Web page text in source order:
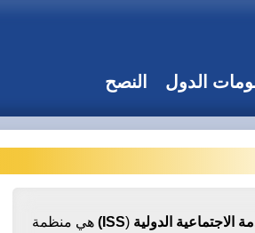
النصح الدول
الاجتماعية الدولية (
ISS) هي منظمة